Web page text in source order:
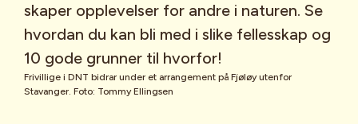
skaper opplevelser for andre i naturen. Se
hvordan du kan bli med i slike fellesskap og
10 gode grunner til hvorfor!
Frivillige i DNT bidrar under et arrangement på Fjøløy utenfor
Stavanger. Foto: Tommy Ellingsen